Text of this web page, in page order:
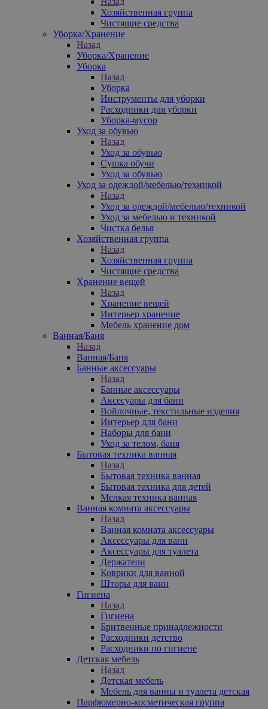
Хозяйственная группа
Чистящие средства
Уборка/Хранение
Назад
Уборка/Хранение
Уборка
Назад
Уборка
Инструменты для уборки
Расходники для уборки
Уборка-мусор
Уход за обувью
Назад
Уход за обувью
Сушка обучи
Уход за обувью
Уход за одеждой/мебелью/техникой
Назад
Уход за одеждой/мебелью/техникой
Уход за мебелью и техникой
Чистка белья
Хозяйственная группа
Назад
Хозяйственная группа
Чистящие средства
Хранение вещей
Назад
Хранение вещей
Интерьер хранение
Мебель хранение дом
Ванная/Баня
Назад
Ванная/Баня
Банные аксессуары
Назад
Банные аксессуары
Аксесуары для бани
Войлочные, текстильные изделия
Интерьер для бани
Наборы для бани
Уход за телом, баня
Бытовая техника ванная
Назад
Бытовая техника ванная
Бытовая техника для детей
Мелкая техника ванная
Ванная комната аксессуары
Назад
Ванная комната аксессуары
Аксессуары для ванн
Аксессуары для туалета
Держатели
Коврики для ванной
Шторы для ванн
Гигиена
Назад
Гигиена
Бритвенные принадлежности
Расходники детство
Расходники по гигиене
Детская мебель
Назад
Детская мебель
Мебель для ванны и туалета детская
Парфюмерно-косметическая группа